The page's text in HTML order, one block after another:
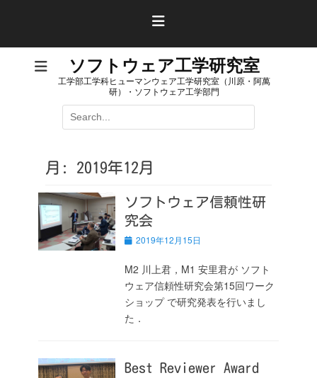
ソフトウェア工学研究室
工学部工学科ヒューマンウェア工学研究室（川原・阿萬
研）・ソフトウェア工学部門
検
索:
月: 2019年12月
ソフトウェア信頼性研
究会
投
日
2019年12月15日
M2 川上君，M1 安里君が ソフト
ウェア信頼性研究会第15回ワーク
ショップ で研究発表を行いまし
た．
Best Reviewer Award